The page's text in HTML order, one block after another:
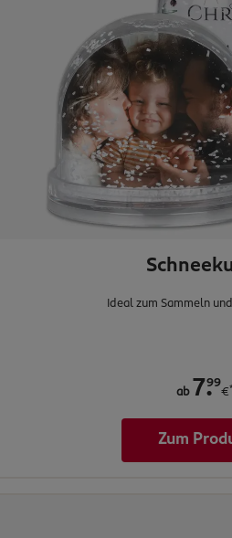
Ideal zum Sammeln
ab 7.
99
€*
Zum